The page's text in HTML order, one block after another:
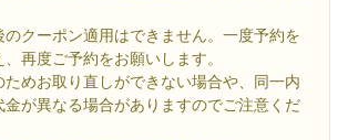
のクーポン適用はできません。一度予約を
再度ご予約をお願いします。
ためお取り直しができない場合や、同一内
金が異なる場合がありますのでご注意くだ